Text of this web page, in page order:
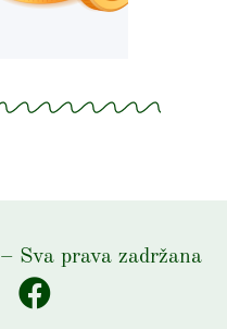
– Sva prava zadržana
F